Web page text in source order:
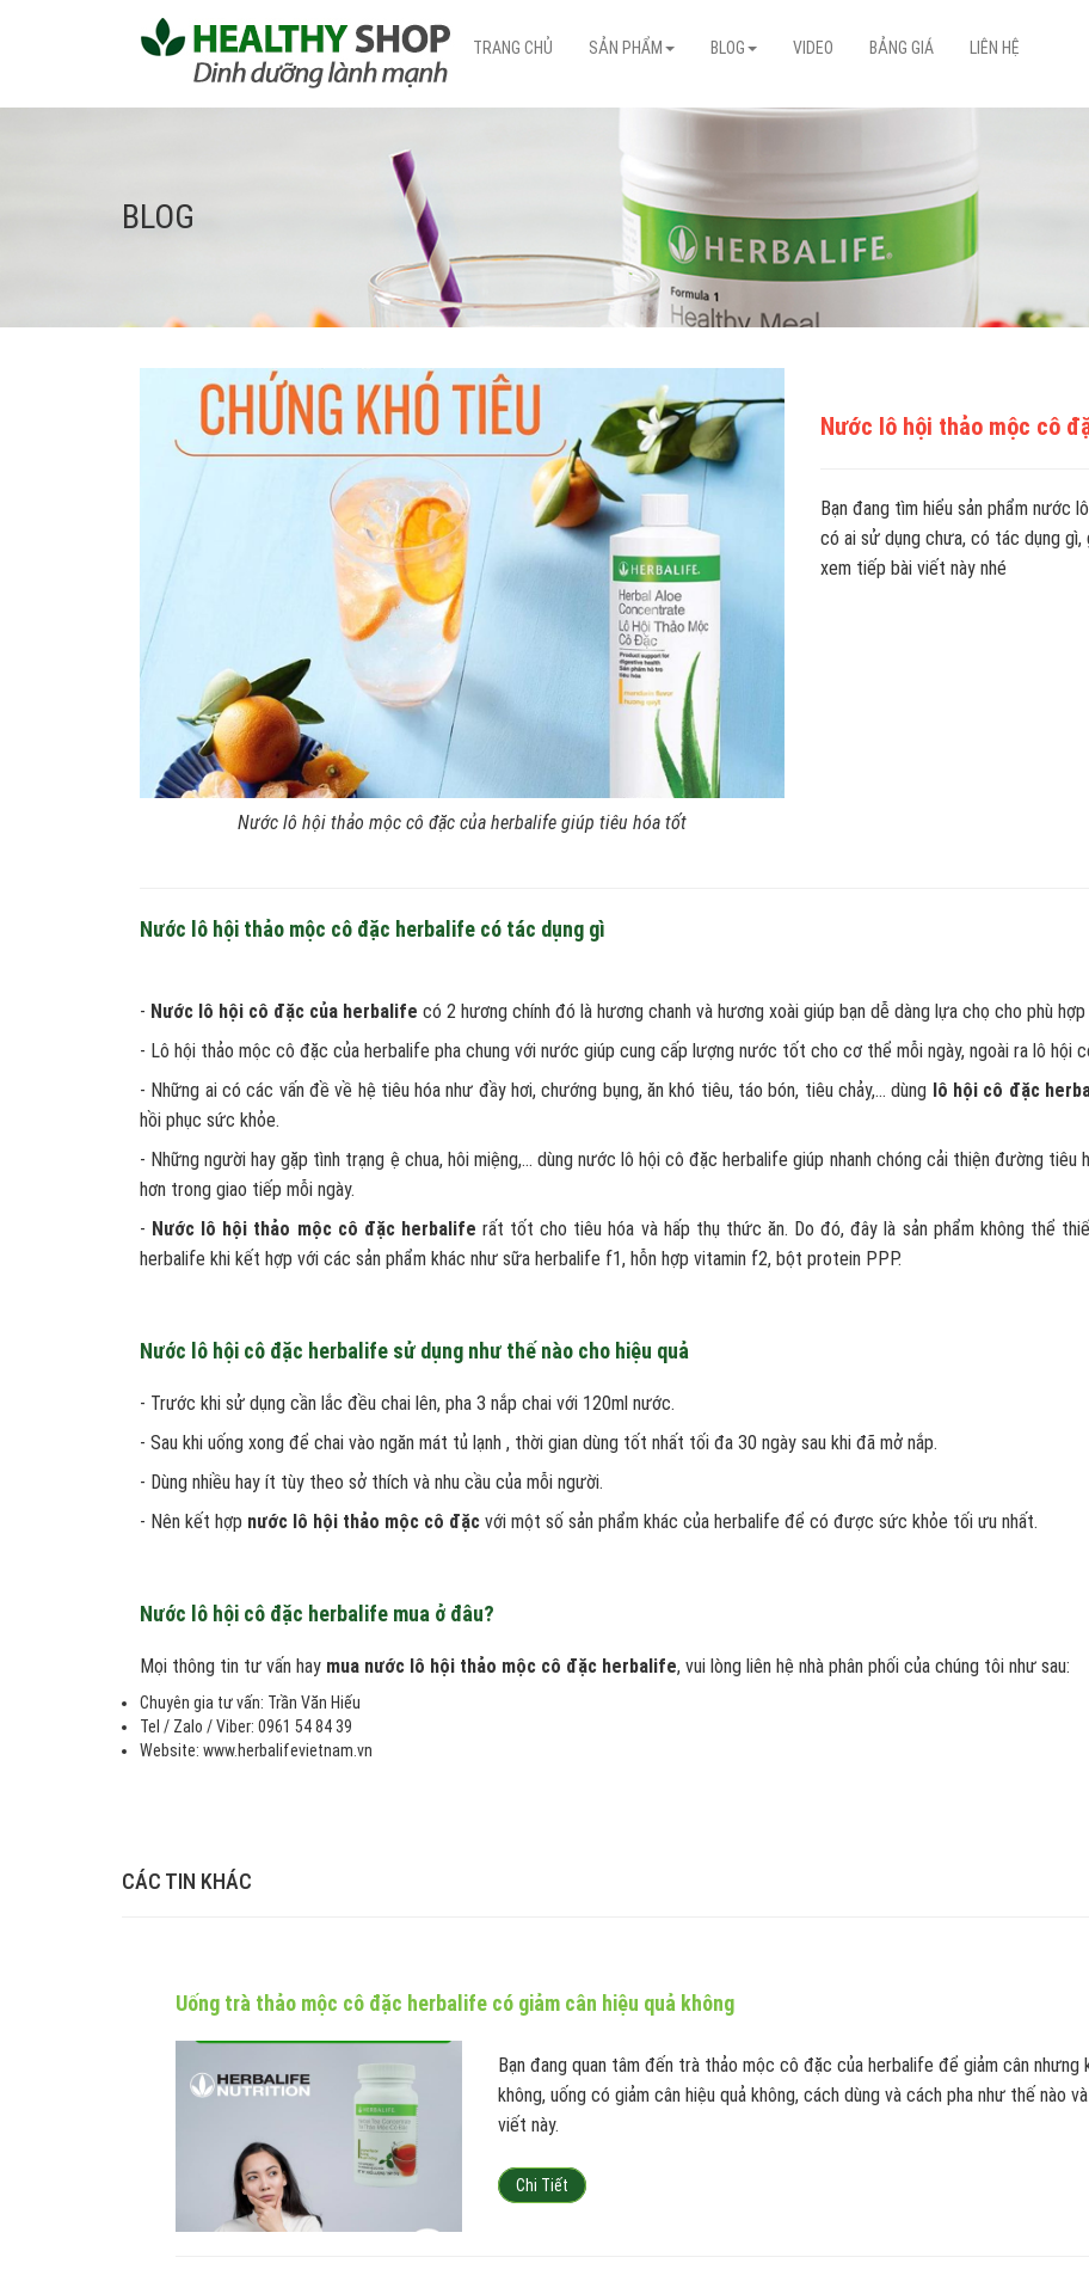
TRANG CHỦ SẢN PHẨM BLOG VIDEO BẢNG GIÁ LIÊN HỆ
BLOG
Nước lô hội thảo mộc cô đặc của herbalife giúp tiêu hóa tốt
Nước lô hội thảo mộc cô
Bạn đang tìm hiểu sản phẩm nước
có ai sử dụng chưa, có tác dụng gì,
xem tiếp bài viết này nhé
Nước lô hội thảo mộc cô đặc herbalife có tác dụng gì
- Nước lô hội cô đặc của herbalife có 2 hương chính đó là hương chanh và hương xoài giúp bạn dễ dàng lựa chọ cho phù hợp
- Lô hội thảo mộc cô đặc của herbalife pha chung với nước giúp cung cấp lượng nước tốt cho cơ thể mỗi ngày, ngoài ra lô
- Những ai có các vấn đề về hệ tiêu hóa như đầy hơi, chướng bụng, ăn khó tiêu, táo bón, tiêu chảy,… dùng lô hội cô đặc
hồi phục sức khỏe.
- Những người hay gặp tình trạng ệ chua, hôi miệng,… dùng nước lô hội cô đặc herbalife giúp nhanh chóng cải thiện đường tiêu
hơn trong giao tiếp mỗi ngày.
- Nước lô hội thảo mộc cô đặc herbalife rất tốt cho tiêu hóa và hấp thụ thức ăn. Do đó, đây là sản phẩm không thể
herbalife khi kết hợp với các sản phẩm khác như sữa herbalife f1, hỗn hợp vitamin f2, bột protein PPP.
Nước lô hội cô đặc herbalife sử dụng như thế nào cho hiệu quả
- Trước khi sử dụng cần lắc đều chai lên, pha 3 nắp chai với 120ml nước.
- Sau khi uống xong để chai vào ngăn mát tủ lạnh , thời gian dùng tốt nhất tối đa 30 ngày sau khi đã mở nắp.
- Dùng nhiều hay ít tùy theo sở thích và nhu cầu của mỗi người.
- Nên kết hợp nước lô hội thảo mộc cô đặc với một số sản phẩm khác của herbalife để có được sức khỏe tối ưu nhất.
Nước lô hội cô đặc herbalife mua ở đâu?
Mọi thông tin tư vấn hay mua nước lô hội thảo mộc cô đặc herbalife, vui lòng liên hệ nhà phân phối của chúng tôi như sau:
Chuyên gia tư vấn: Trần Văn Hiếu
Tel / Zalo / Viber: 0961 54 84 39
Website: www.herbalifevietnam.vn
CÁC TIN KHÁC
Uống trà thảo mộc cô đặc herbalife có giảm cân hiệu quả không
Bạn đang quan tâm đến trà thảo mộc cô đặc của herbalife để giảm cân
không, uống có giảm cân hiệu quả không, cách dùng và cách pha như thế nào
viết này.
Chi Tiết